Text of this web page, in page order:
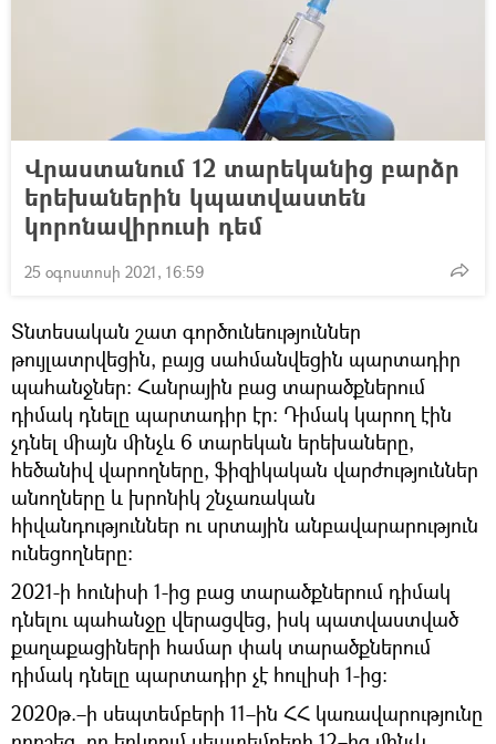
Վրաստանում 12 տարեկանից բարձր
երեխաներին կպատվաստեն
կորոնավիրուսի դեմ
25 օգոստոսի 2021, 16:59
Տնտեսական շատ գործունեություններ
թույլատրվեցին, բայց սահմանվեցին պարտադիր
պահանջներ։ Հանրային բաց տարածքներում
դիմակ դնելը պարտադիր էր։ Դիմակ կարող էին
չդնել միայն մինչև 6 տարեկան երեխաները,
հեծանիվ վարողները, ֆիզիկական վարժություններ
անողները և խրոնիկ շնչառական
հիվանդություններ ու սրտային անբավարարություն
ունեցողները։
2021-ի հունիսի 1-ից բաց տարածքներում դիմակ
դնելու պահանջը վերացվեց, իսկ պատվաստված
քաղաքացիների համար փակ տարածքներում
դիմակ դնելը պարտադիր չէ հուլիսի 1-ից։
2020թ.–ի սեպտեմբերի 11–ին ՀՀ կառավարությունը